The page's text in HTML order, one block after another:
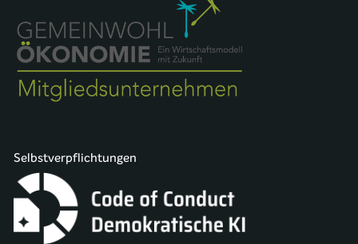
Selbstverpflichtungen